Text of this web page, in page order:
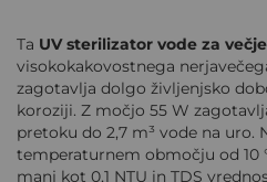
Ta UV sterilizator vode za
visokokakovostnega
zagotavlja dolgo življenjsko
koroziji. Z močjo 55 W
pretoku do 2,7 m³ vode na uro.
temperaturnem območju od 10
manj kot 0,1 NTU in TDS